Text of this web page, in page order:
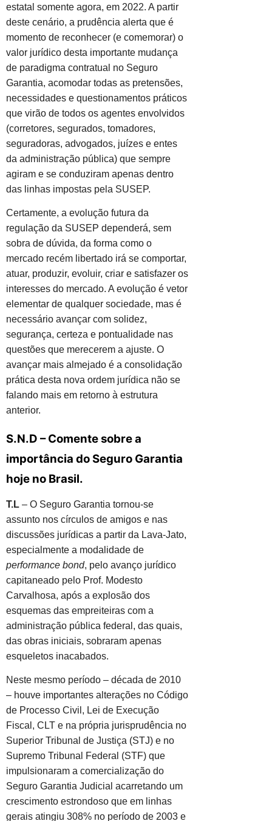
estatal somente agora, em 2022. A partir
deste cenário, a prudência alerta que é
momento de reconhecer (e comemorar) o
valor jurídico desta importante mudança
de paradigma contratual no Seguro
Garantia, acomodar todas as pretensões,
necessidades e questionamentos práticos
que virão de todos os agentes envolvidos
(corretores, segurados, tomadores,
seguradoras, advogados, juízes e entes
da administração pública) que sempre
agiram e se conduziram apenas dentro
das linhas impostas pela SUSEP.
Certamente, a evolução futura da
regulação da SUSEP dependerá, sem
sobra de dúvida, da forma como o
mercado recém libertado irá se comportar,
atuar, produzir, evoluir, criar e satisfazer os
interesses do mercado. A evolução é vetor
elementar de qualquer sociedade, mas é
necessário avançar com solidez,
segurança, certeza e pontualidade nas
questões que merecerem a ajuste. O
avançar mais almejado é a consolidação
prática desta nova ordem jurídica não se
falando mais em retorno à estrutura
anterior.
S.N.D – Comente sobre a
importância do Seguro Garantia
hoje no Brasil.
T.L – O Seguro Garantia tornou-se
assunto nos círculos de amigos e nas
discussões jurídicas a partir da Lava-Jato,
especialmente a modalidade de
performance bond, pelo avanço jurídico
capitaneado pelo Prof. Modesto
Carvalhosa, após a explosão dos
esquemas das empreiteiras com a
administração pública federal, das quais,
das obras iniciais, sobraram apenas
esqueletos inacabados.
Neste mesmo período – década de 2010
– houve importantes alterações no Código
de Processo Civil, Lei de Execução
Fiscal, CLT e na própria jurisprudência no
Superior Tribunal de Justiça (STJ) e no
Supremo Tribunal Federal (STF) que
impulsionaram a comercialização do
Seguro Garantia Judicial acarretando um
crescimento estrondoso que em linhas
gerais atingiu 308% no período de 2003 e